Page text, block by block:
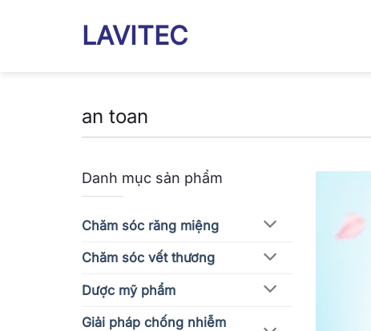
LAVITEC
an toan
Danh mục sản phẩm
Chăm sóc răng miệng
Chăm sóc vết thương
Dược mỹ phẩm
Giải pháp chống nhiễm